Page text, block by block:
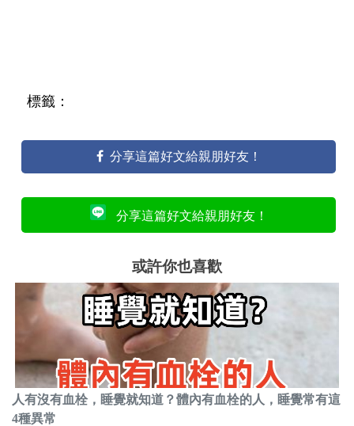
標籤：
分享這篇好文給親朋好友！
分享這篇好文給親朋好友！
或許你也喜歡
人有沒有血栓，睡覺就知道？體內有血栓的人，睡覺常有這
4種異常